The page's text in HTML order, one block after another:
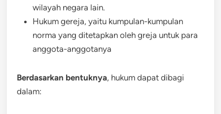
wilayah negara lain.
Hukum gereja, yaitu kumpulan-kumpulan
norma yang ditetapkan oleh greja untuk para
anggota-anggotanya
Berdasarkan bentuknya, hukum dapat dibagi
dalam: